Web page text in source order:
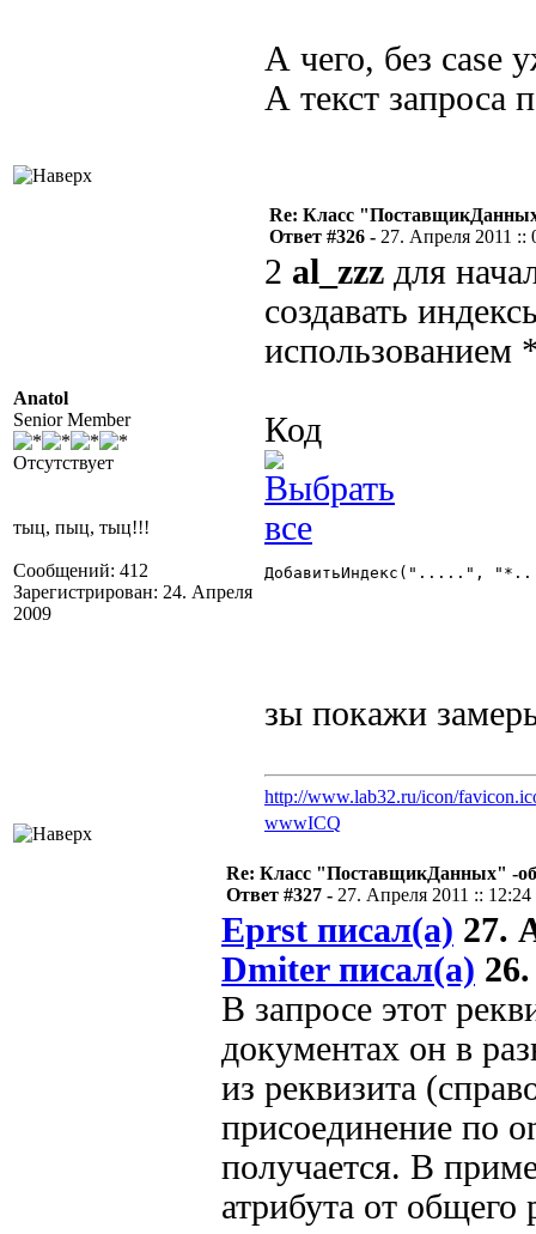
А чего, без case
А текст запроса
Anatol
Senior Member
Отсутствует
тыц, пыц, тыц!!!
Сообщений: 412
Зарегистрирован: 24. Апреля
2009
Re: Класс
Ответ #326 - 27. Апреля 2011 ::
2 al_zzz для
создавать
использованием
Код
ДобавитьИндекс(".....",
зы покажи
http://www.lab32.ru/icon/
wwwICQ
Re: Класс "ПоставщикДанных" -
Ответ #327 - 27. Апреля 2011 :: 12:24
Eprst писал(а) 27.
Dmiter писал(а)
В запросе этот
документах он в
из реквизита
присоединение по
получается. В
атрибута от общего